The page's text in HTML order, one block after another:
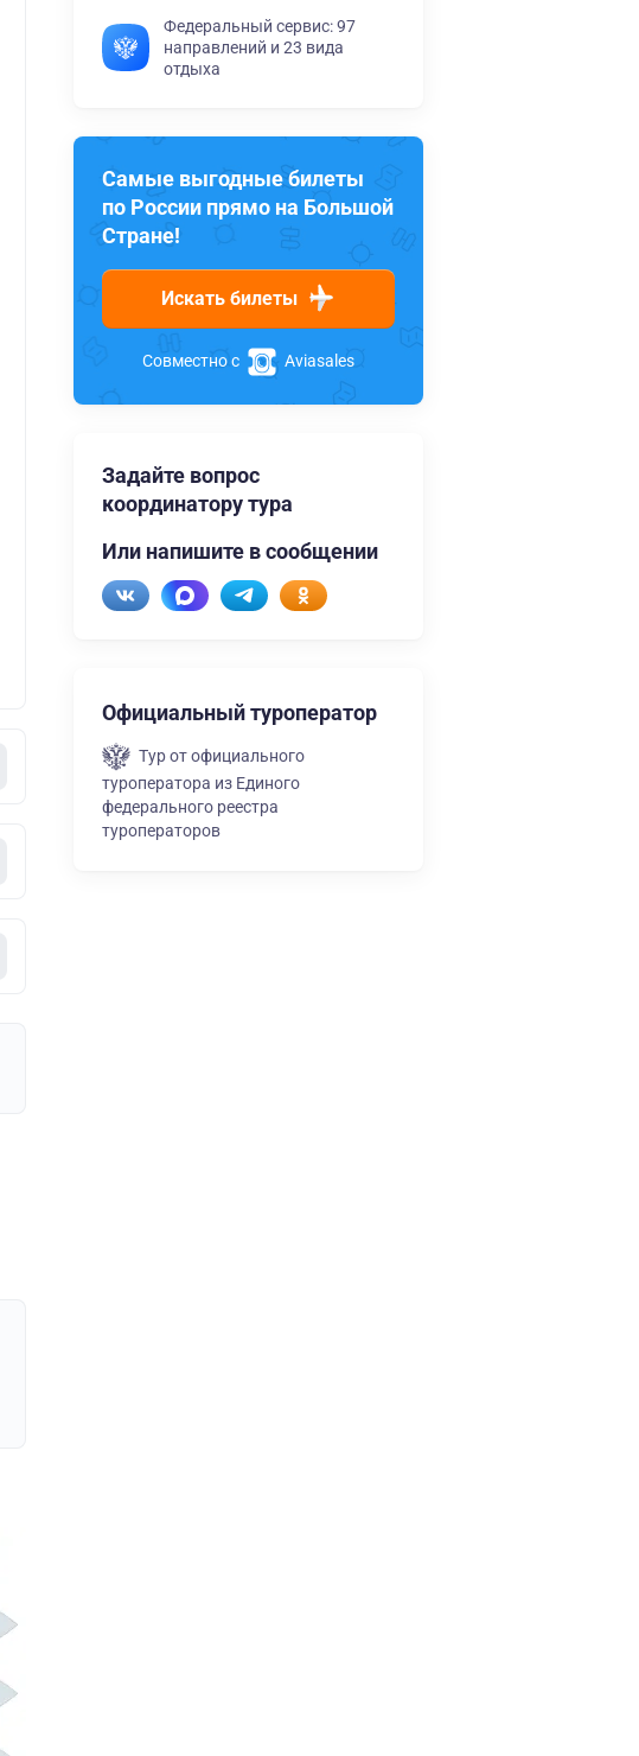
Федеральный сервис: 97
направлений и 23 вида
отдыха
Самые выгодные билеты
по России прямо на Большой
Стране!
Искать билеты
Совместно с Aviasales
Задайте вопрос
координатору тура
Или напишите в сообщении
Официальный туроператор
Тур от официального
туроператора из Единого
федерального реестра
туроператоров